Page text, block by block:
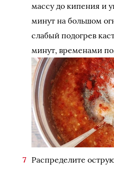
массу до кипения и
минут на большом
слабый подогрев
минут, временами
Распределите